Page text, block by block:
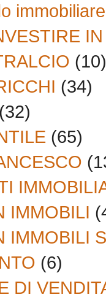
immobiliare
(10)
(34)
(32)
(65)
IMMOBILI
IMMOBILI
(6)
DI